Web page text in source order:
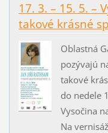
17. 3. – 15. 5. –
takové krásné
Oblastná
pozývajú
takové
do nedele
Vysočina
Na